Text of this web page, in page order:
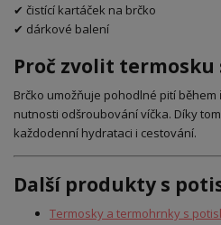
✔ čistící kartáček na brčko
✔ dárkové balení
Proč zvolit termosku
Brčko umožňuje pohodlné pití
nutnosti odšroubování víčka. Díky
každodenní hydrataci i cestování.
Další produkty s
Termosky a termohrnky s